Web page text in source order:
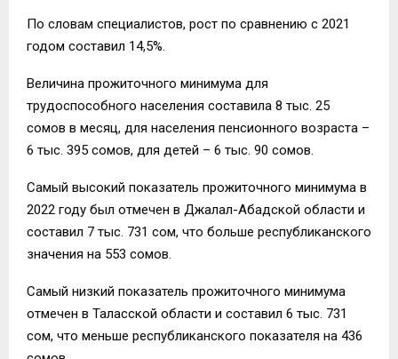
По словам специалистов, рост по сравнению с 2021
годом составил 14,5%.
Величина прожиточного минимума для
трудоспособного населения составила 8 тыс. 25
сомов в месяц, для населения пенсионного возраста –
6 тыс. 395 сомов, для детей – 6 тыс. 90 сомов.
Самый высокий показатель прожиточного минимума в
2022 году был отмечен в Джалал-Абадской области и
составил 7 тыс. 731 сом, что больше республиканского
значения на 553 сомов.
Самый низкий показатель прожиточного минимума
отмечен в Таласской области и составил 6 тыс. 731
сом, что меньше республиканского показателя на 436